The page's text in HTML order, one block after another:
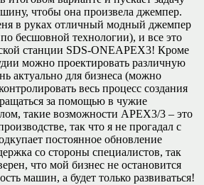
чтобы она произвела джемпер.
в руках отличный модный джемпер
бесшовной технологии), и все это
станции SDS-ONEAPEX3! Кроме
можно проектировать различную
актуально для бизнеса (можно
весь процесс создания
за помощью в чужие
такие возможности АРЕХ3/3 – это
так что я не прогадал с
постоянное обновление
со стороны специалистов, так
что мой бизнес не остановится
машин, а будет только развиваться!